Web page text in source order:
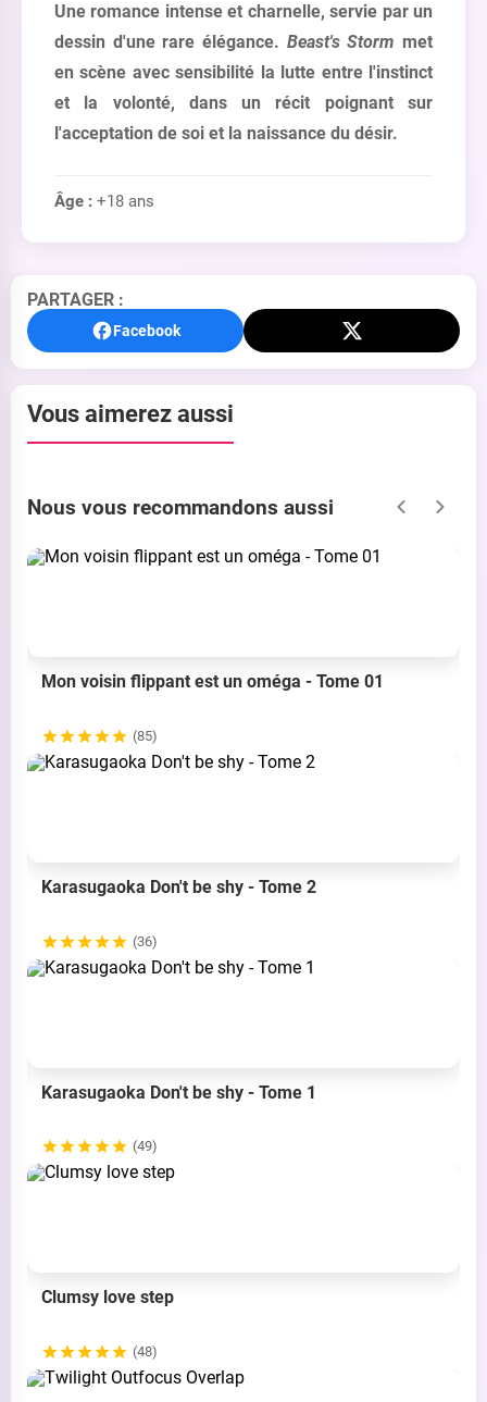
Une romance intense et charnelle, servie par un
dessin d'une rare élégance. Beast's Storm met
en scène avec sensibilité la lutte entre l'instinct
et la volonté, dans un récit poignant sur
l'acceptation de soi et la naissance du désir.
Âge : +18 ans
PARTAGER :
Facebook
Vous aimerez aussi
Nous vous recommandons aussi
Mon voisin flippant est un oméga - Tome 01
(85)
Karasugaoka Don't be shy - Tome 2
(36)
Karasugaoka Don't be shy - Tome 1
(49)
Clumsy love step
(48)